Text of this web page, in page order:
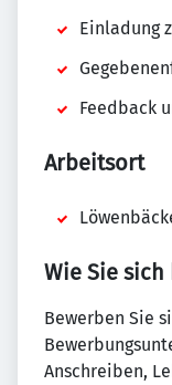
Einladung
Feedback
Arbeitsort
Wie Sie
Bewerben Sie
Anschreiben,